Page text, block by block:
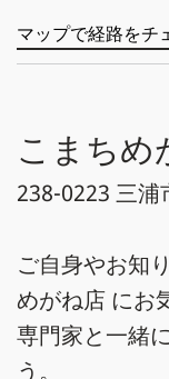
マップで経路をチ
こまちめ
238-0223 三浦
ご自身やお知
めがね店 にお
専門家と一緒
う。